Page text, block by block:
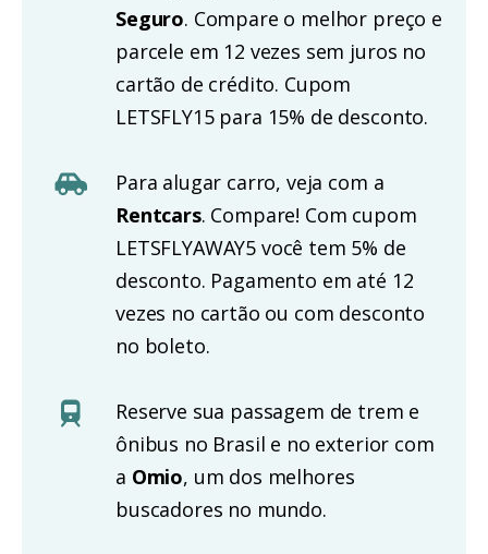
Seguro. Compare o melhor preço e
parcele em 12 vezes sem juros no
cartão de crédito. Cupom
LETSFLY15 para 15% de desconto.
Para alugar carro, veja com a
Rentcars. Compare! Com cupom
LETSFLYAWAY5 você tem 5% de
desconto. Pagamento em até 12
vezes no cartão ou com desconto
no boleto.
Reserve sua passagem de trem e
ônibus no Brasil e no exterior com
a Omio, um dos melhores
buscadores no mundo.